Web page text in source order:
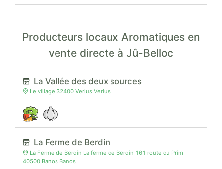
Producteurs locaux Aromatiques en
vente directe à Jû-Belloc
La Vallée des deux sources
Le village 32400 Verlus Verlus
La Ferme de Berdin
La Ferme de Berdin La ferme de Berdin 161 route du Prim
40500 Banos Banos